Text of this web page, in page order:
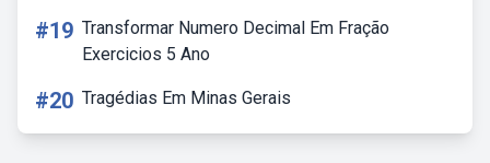
#19 Transformar Numero Decimal Em Fração
Exercicios 5 Ano
#20 Tragédias Em Minas Gerais